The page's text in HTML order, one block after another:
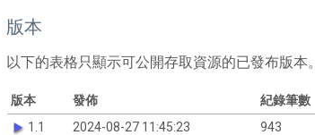
版本
以下的表格只顯示可公開存取資源的已發布版本。
版本 發佈 紀錄筆數
1.1
2024-08-27 11:45:23 943